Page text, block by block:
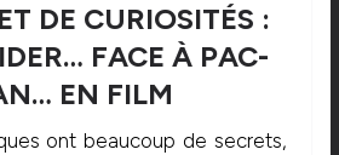
DE CURIOSITÉS :
FACE À PAC-
EN FILM
ont beaucoup de secrets,